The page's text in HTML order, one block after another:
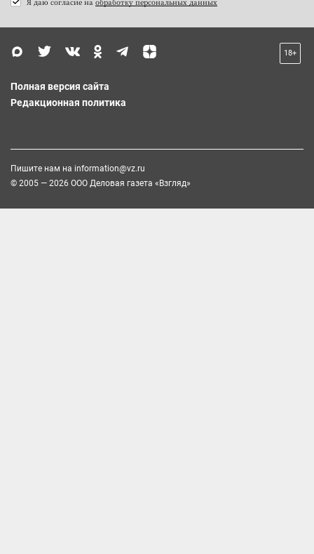
18+
Полная версия сайта
Редакционная политика
Пишите нам на information@vz.ru
© 2005 — 2026 ООО Деловая газета «Взгляд»